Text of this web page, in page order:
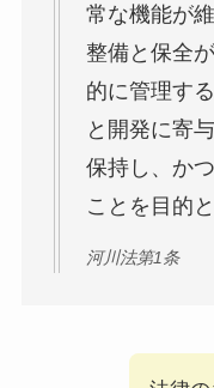
常な機能が
整備と保全
的に管理す
と開発に寄
保持し、か
ことを目的と
河川法第1条